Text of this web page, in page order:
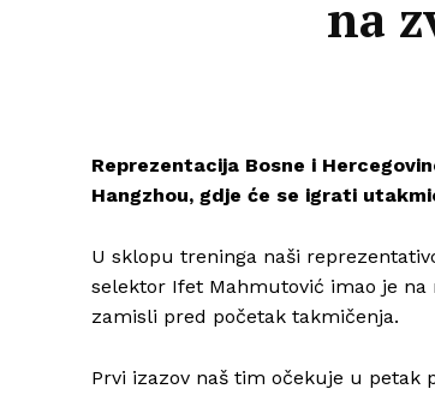
na
Reprezentacija Bosne i
Hangzhou, gdje će se igrati
U sklopu treninga naši
selektor Ifet Mahmutović imao je
zamisli pred početak takmičenja.
Prvi izazov naš tim očekuje u petak